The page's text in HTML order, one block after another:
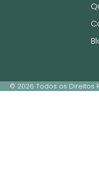
© 2026 Todos os Direitos